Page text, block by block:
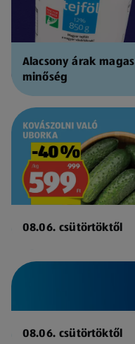
Alacsony árak magas
minőség
08.06. csütörtöktől
08.06. csütörtöktől